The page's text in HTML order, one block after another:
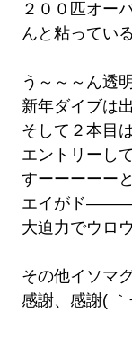
２００匹オー
んと粘ってい
う～～～ん透
新年ダイブは
そして２本目
エントリーし
すーーーーー
エイがド―――
大迫力でウロ
その他イソマ
感謝、感謝( ｀